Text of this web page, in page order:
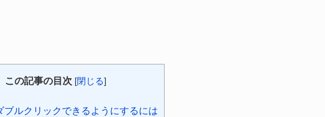
この記事の目次 [閉じる]
ブルクリックできるようにするには